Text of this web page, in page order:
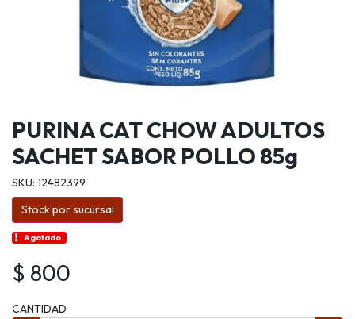
PURINA CAT CHOW ADULTOS
SACHET SABOR POLLO 85g
SKU: 12482399
Stock por sucursal
Agotado.
$ 800
CANTIDAD